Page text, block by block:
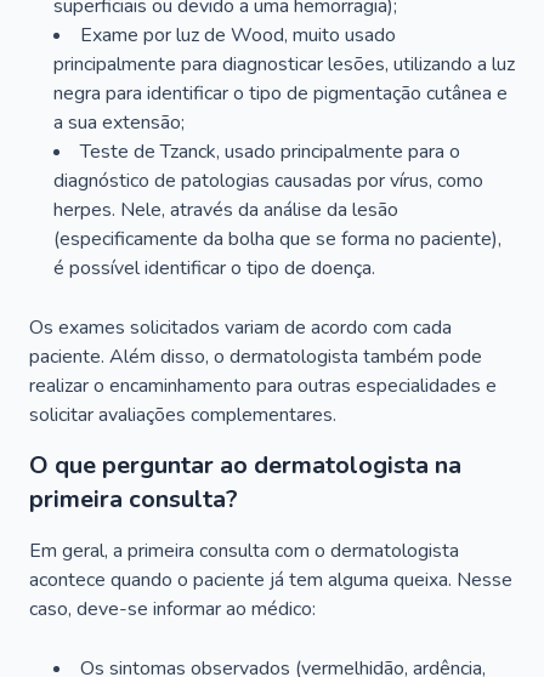
superficiais ou devido a uma hemorragia);
Exame por luz de Wood, muito usado
principalmente para diagnosticar lesões, utilizando a luz
negra para identificar o tipo de pigmentação cutânea e
a sua extensão;
Teste de Tzanck, usado principalmente para o
diagnóstico de patologias causadas por vírus, como
herpes. Nele, através da análise da lesão
(especificamente da bolha que se forma no paciente),
é possível identificar o tipo de doença.
Os exames solicitados variam de acordo com cada
paciente. Além disso, o dermatologista também pode
realizar o encaminhamento para outras especialidades e
solicitar avaliações complementares.
O que perguntar ao dermatologista na
primeira consulta?
Em geral, a primeira consulta com o dermatologista
acontece quando o paciente já tem alguma queixa. Nesse
caso, deve-se informar ao médico:
Os sintomas observados (vermelhidão, ardência,